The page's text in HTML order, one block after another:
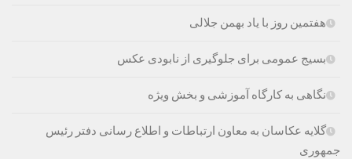
هفتمین روز با یاد بهمن جلالی
بسیج عمومی برای جلوگیری از نابودی عکس‌
نگاهی به کارگاه آموزشی و بخش ویژه
گلایه عکاسان به معاون ارتباطات و اطلاع رسانی دفتر رئیس
جمهوری